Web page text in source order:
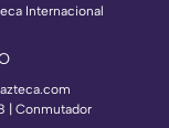
Internacional
| Conmutador